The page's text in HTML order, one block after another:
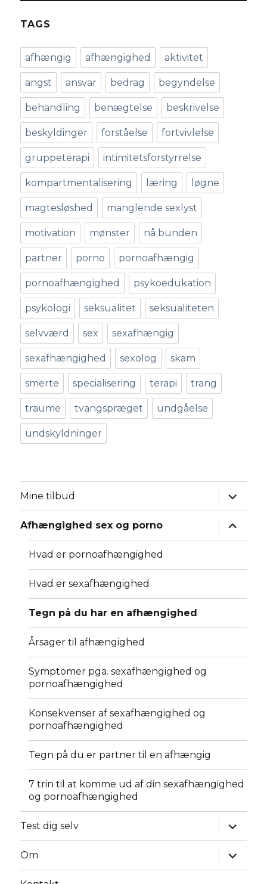
TAGS
afhængig afhængighed aktivitet
angst ansvar bedrag begyndelse
behandling benægtelse beskrivelse
beskyldinger forståelse fortvivlelse
gruppeterapi intimitetsforstyrrelse
kompartmentalisering læring løgne
magtesløshed manglende sexlyst
motivation mønster nå bunden
partner porno pornoafhængig
pornoafhængighed psykoedukation
psykologi seksualitet seksualiteten
selvværd sex sexafhængig
sexafhængighed sexolog skam
smerte specialisering terapi trang
traume tvangspræget undgåelse
undskyldninger
Mine tilbud
udvid
Afhængighed sex og porno
udvid
Hvad er pornoafhængighed
Hvad er sexafhængighed
Tegn på du har en afhængighed
Årsager til afhængighed
Symptomer pga. sexafhængighed og
pornoafhængighed
Konsekvenser af sexafhængighed og
pornoafhængighed
Tegn på du er partner til en afhængig
7 trin til at komme ud af din sexafhængighed
og pornoafhængighed
Test dig selv
udvid
Om
udvid